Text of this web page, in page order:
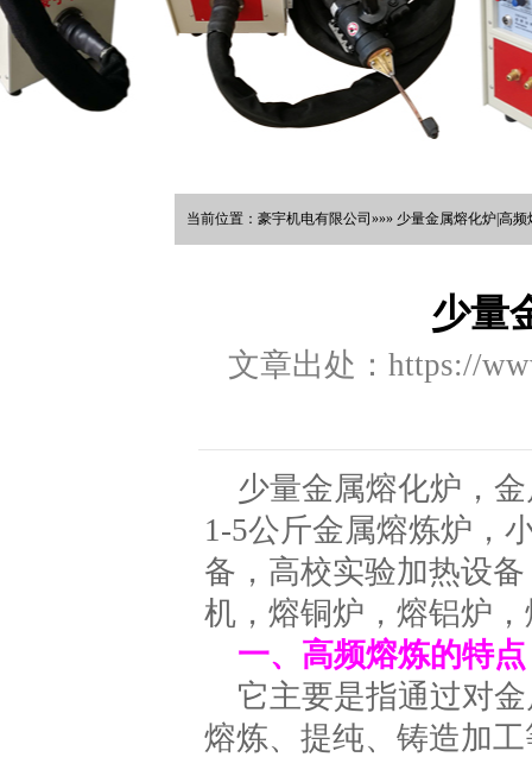
当前位置：豪宇机电有限公司»»» 少量金属熔化炉|高频
少量
文章出处：https://
少量金属熔化炉，
1-5公斤金属熔炼炉，
备，高校实验加热设
机，熔铜炉，熔铝炉
一、高频熔炼的特
它主要是指通过对
熔炼、提纯、铸造加